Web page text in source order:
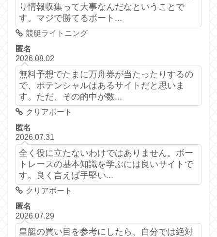
り情報収集って大事なんだなということで
す。マジで勝てるボート...
競艇ライトニング
匿名
2026.08.02
無料予想でたまに万舟券が当たったりするの
で、ポテンシャルはあるサイトだと思いま
す。ただ、その的中が数...
クリアボート
匿名
2026.07.31
全く役に立たないわけではありません。ボー
トレースの基本知識を学ぶには良いサイトで
す。良く言えば手堅い...
クリアボート
匿名
2026.07.29
皇艇の買い目を参考にしたら、自分では絶対